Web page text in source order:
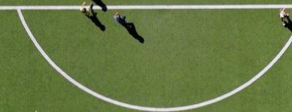
Stadsspelen Den HaagHaagse
Ervaringen
Haags